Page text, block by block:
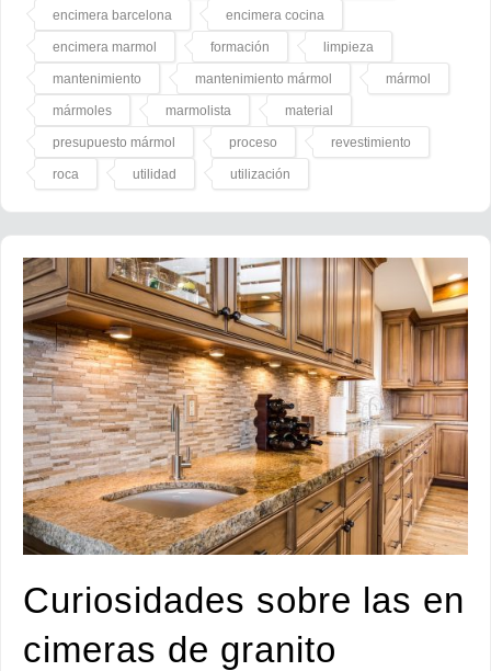
encimera barcelona encimera cocina
encimera marmol formación limpieza
mantenimiento mantenimiento mármol mármol
mármoles marmolista material
presupuesto mármol proceso revestimiento
roca utilidad utilización
Curiosidades sobre las en
cimeras de granito